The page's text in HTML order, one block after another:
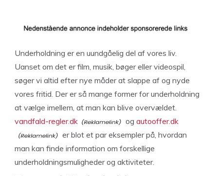
Underholdning er en uundgåelig del af vores liv.
Uanset om det er film, musik, bøger eller videospil,
søger vi altid efter nye måder at slappe af og nyde
vores fritid. Der er så mange former for underholdning
at vælge imellem, at man kan blive overvældet.
vandfald-regler.dk
og autooffer.dk
er blot et par eksempler på, hvordan
man kan finde information om forskellige
underholdningsmuligheder og aktiviteter.